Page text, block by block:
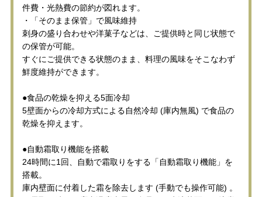
件費・光熱費の節約が図れます。
・「そのまま保管」で風味維持
刺身の盛り合わせや洋菓子などは、ご提供時と同じ状態で
の保管が可能。
すぐにご提供できる状態のまま、料理の風味をそこなわず
鮮度維持ができます。
●食品の乾燥を抑える5面冷却
5壁面からの冷却方式による自然冷却 (庫内無風) で食品の
乾燥を抑えます。
●自動霜取り機能を搭載
24時間に1回、自動で霜取りをする「自動霜取り機能」を
搭載。
庫内壁面に付着した霜を除去します (手動でも操作可能) 。